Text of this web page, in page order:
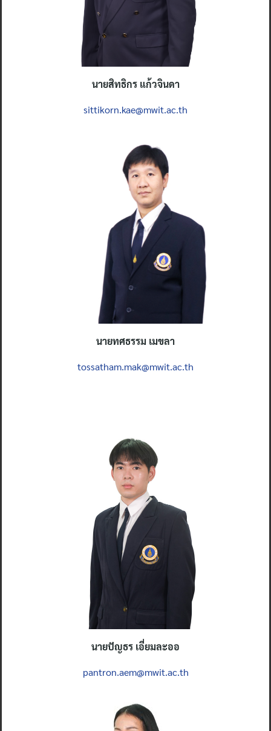
นายสิทธิกร แก้วจินดา
sittikorn.kae@mwit.ac.th
นายทศธรรม เมขลา
tossatham.mak@mwit.ac.th
นายปัญธร เอี่ยมละออ
pantron.aem@mwit.ac.th